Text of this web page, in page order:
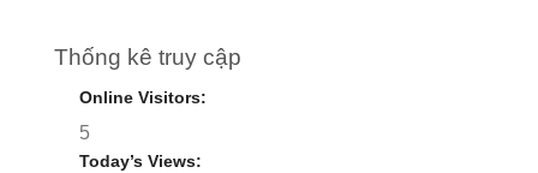
Thống kê truy cập
Online Visitors:
5
Today’s Views: